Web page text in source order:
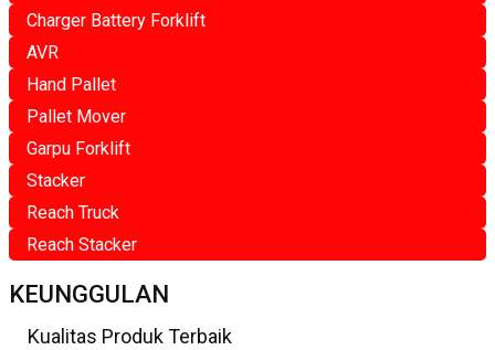
Charger Battery Forklift
AVR
Hand Pallet
Pallet Mover
Garpu Forklift
Stacker
Reach Truck
Reach Stacker
KEUNGGULAN
Kualitas Produk Terbaik